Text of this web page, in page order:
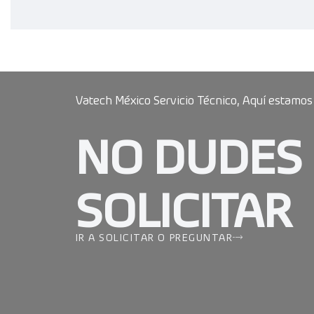
Vatech México Servicio Técnico, Aquí estamos
NO DUDES
SOLICITAR
IR A SOLICITAR O PREGUNTAR